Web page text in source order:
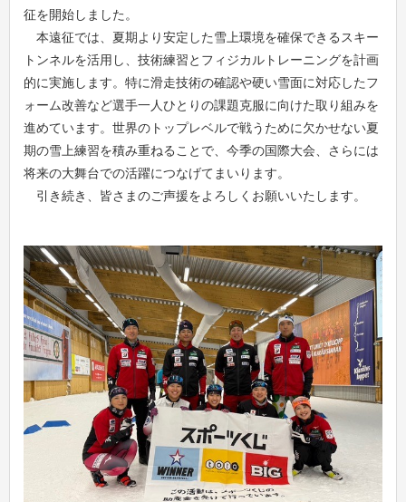
征を開始しました。
本遠征では、夏期より安定した雪上環境を確保できるスキー
トンネルを活用し、技術練習とフィジカルトレーニングを計画
的に実施します。特に滑走技術の確認や硬い雪面に対応したフ
ォーム改善など選手一人ひとりの課題克服に向けた取り組みを
進めています。世界のトップレベルで戦うために欠かせない夏
期の雪上練習を積み重ねることで、今季の国際大会、さらには
将来の大舞台での活躍につなげてまいります。
引き続き、皆さまのご声援をよろしくお願いいたします。